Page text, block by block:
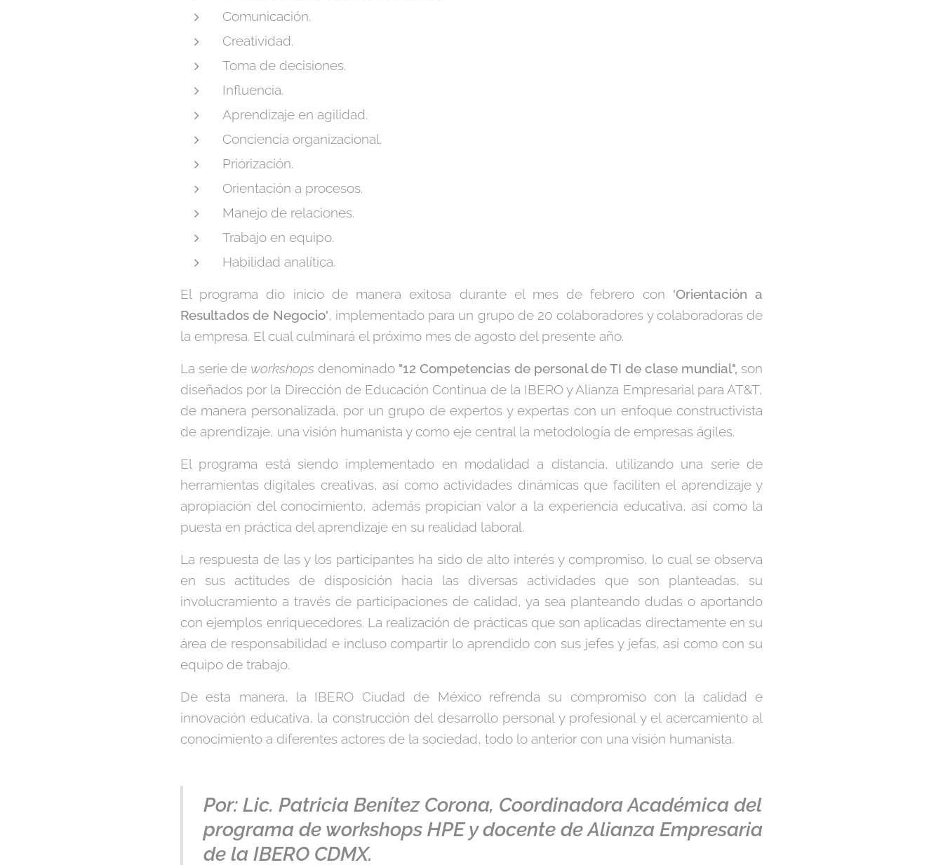
Comunicación.
Creatividad.
Toma de decisiones.
Influencia.
Aprendizaje en agilidad.
Conciencia organizacional.
Priorización.
Orientación a procesos.
Manejo de relaciones.
Trabajo en equipo.
Habilidad analítica.
El programa dio inicio de manera exitosa durante el mes de febrero con 'Orientación a
Resultados de Negocio', implementado para un grupo de 20 colaboradores y colaboradoras de
la empresa. El cual culminará el próximo mes de agosto del presente año.
La serie de workshops denominado "12 Competencias de personal de TI de clase mundial", son
diseñados por la Dirección de Educación Continua de la IBERO y Alianza Empresarial para AT&T,
de manera personalizada, por un grupo de expertos y expertas con un enfoque constructivista
de aprendizaje, una visión humanista y como eje central la metodología de empresas ágiles.
El programa está siendo implementado en modalidad a distancia, utilizando una serie de
herramientas digitales creativas, así como actividades dinámicas que faciliten el aprendizaje y
apropiación del conocimiento, además propician valor a la experiencia educativa, así como la
puesta en práctica del aprendizaje en su realidad laboral.
La respuesta de las y los participantes ha sido de alto interés y compromiso, lo cual se observa
en sus actitudes de disposición hacia las diversas actividades que son planteadas, su
involucramiento a través de participaciones de calidad, ya sea planteando dudas o aportando
con ejemplos enriquecedores. La realización de prácticas que son aplicadas directamente en su
área de responsabilidad e incluso compartir lo aprendido con sus jefes y jefas, así como con su
equipo de trabajo.
De esta manera, la IBERO Ciudad de México refrenda su compromiso con la calidad e
innovación educativa, la construcción del desarrollo personal y profesional y el acercamiento al
conocimiento a diferentes actores de la sociedad, todo lo anterior con una visión humanista.
Por: Lic. Patricia Benítez Corona, Coordinadora Académica del
programa de workshops HPE y docente de Alianza Empresaria
de la IBERO CDMX.